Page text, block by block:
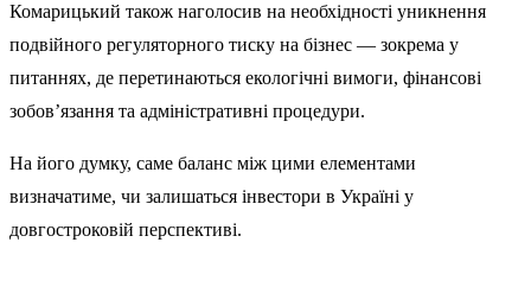
Комарицький також наголосив на необхідності уникнення
подвійного регуляторного тиску на бізнес — зокрема у
питаннях, де перетинаються екологічні вимоги, фінансові
зобов’язання та адміністративні процедури.
На його думку, саме баланс між цими елементами
визначатиме, чи залишаться інвестори в Україні у
довгостроковій перспективі.